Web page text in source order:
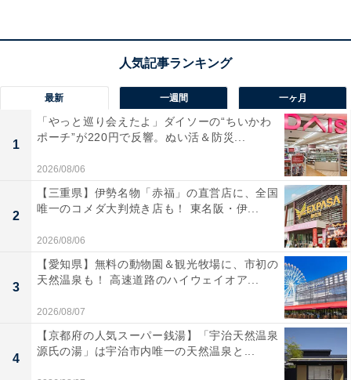
楽天トラベルでホテルを見る
最新 一週間 一ヶ月
1
「やっと巡り会えたよ」ダイソーの“ちいかわ
ポーチ”が220円で反響。ぬい活＆防災...
2026/08/06
2
【三重県】伊勢名物「赤福」の直営店に、全国
唯一のコメダ大判焼き店も！ 東名阪・伊...
2026/08/06
3
【愛知県】無料の動物園＆観光牧場に、市初の
天然温泉も！ 高速道路のハイウェイオア...
2026/08/07
4
【京都府の人気スーパー銭湯】「宇治天然温泉
源氏の湯」は宇治市内唯一の天然温泉と...